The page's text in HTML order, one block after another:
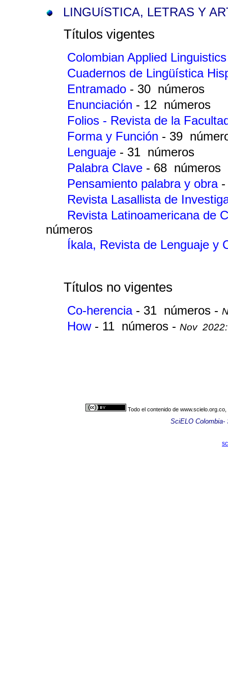
LINGUíSTICA, LETRAS Y
Títulos vigentes
Colombian Applied
Cuadernos de Lingüística
Entramado - 30 números
Enunciación - 12 números
Folios - Revista de la
Forma y Función - 39
Lenguaje - 31 números
Palabra Clave - 68 números
Pensamiento palabra y obra
Revista Lasallista de
Revista Latinoamericana de
números
Íkala, Revista de Lenguaje y
Títulos no vigentes
Co-herencia - 31 números -
How - 11 números - Nov
Todo el contenido de
SciELO Colombia-